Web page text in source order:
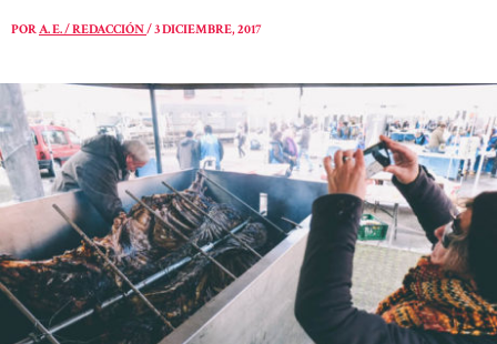
PORA. E. / REDACCIÓN/3 DICIEMBRE, 2017